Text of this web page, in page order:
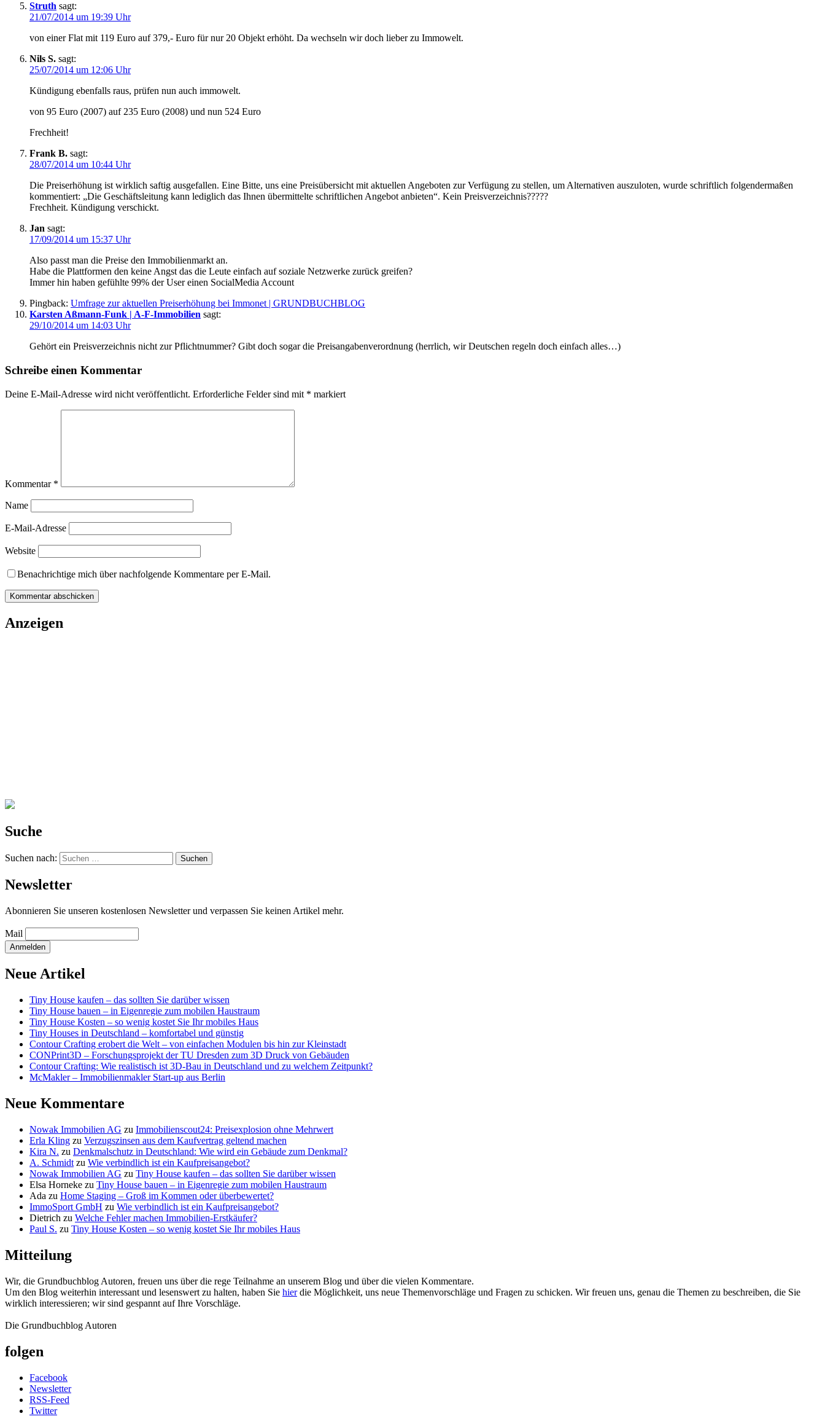
Struth sagt:
21/07/2014 um 19:39 Uhr
von einer Flat mit 119 Euro auf 379,- Euro für nur 20 Objekt erhöht. Da wechseln wir doch lieber zu Immowelt.
Nils S. sagt:
25/07/2014 um 12:06 Uhr
Kündigung ebenfalls raus, prüfen nun auch immowelt.
von 95 Euro (2007) auf 235 Euro (2008) und nun 524 Euro
Frechheit!
Frank B. sagt:
28/07/2014 um 10:44 Uhr
Die Preiserhöhung ist wirklich saftig ausgefallen. Eine Bitte, uns eine Preisübersicht mit aktuellen Angeboten zur Verfügung zu stellen, um Alternativen auszuloten, wurde schriftlich folgendermaßen
kommentiert: „Die Geschäftsleitung kann lediglich das Ihnen übermittelte schriftlichen Angebot anbieten“. Kein Preisverzeichnis?????
Frechheit. Kündigung verschickt.
Jan sagt:
17/09/2014 um 15:37 Uhr
Also passt man die Preise den Immobilienmarkt an.
Habe die Plattformen den keine Angst das die Leute einfach auf soziale Netzwerke zurück greifen?
Immer hin haben gefühlte 99% der User einen SocialMedia Account
Pingback: Umfrage zur aktuellen Preiserhöhung bei Immonet | GRUNDBUCHBLOG
Karsten Aßmann-Funk | A-F-Immobilien sagt:
29/10/2014 um 14:03 Uhr
Gehört ein Preisverzeichnis nicht zur Pflichtnummer? Gibt doch sogar die Preisangabenverordnung (herrlich, wir Deutschen regeln doch einfach alles…)
Schreibe einen Kommentar
Deine E-Mail-Adresse wird nicht veröffentlicht. Erforderliche Felder sind mit * markiert
Kommentar *
Name
E-Mail-Adresse
Website
Benachrichtige mich über nachfolgende Kommentare per E-Mail.
Anzeigen
Suche
Suchen nach:
Newsletter
Abonnieren Sie unseren kostenlosen Newsletter und verpassen Sie keinen Artikel mehr.
Mail
Neue Artikel
Tiny House kaufen – das sollten Sie darüber wissen
Tiny House bauen – in Eigenregie zum mobilen Haustraum
Tiny House Kosten – so wenig kostet Sie Ihr mobiles Haus
Tiny Houses in Deutschland – komfortabel und günstig
Contour Crafting erobert die Welt – von einfachen Modulen bis hin zur Kleinstadt
CONPrint3D – Forschungsprojekt der TU Dresden zum 3D Druck von Gebäuden
Contour Crafting: Wie realistisch ist 3D-Bau in Deutschland und zu welchem Zeitpunkt?
McMakler – Immobilienmakler Start-up aus Berlin
Neue Kommentare
Nowak Immobilien AG zu Immobilienscout24: Preisexplosion ohne Mehrwert
Erla Kling zu Verzugszinsen aus dem Kaufvertrag geltend machen
Kira N. zu Denkmalschutz in Deutschland: Wie wird ein Gebäude zum Denkmal?
A. Schmidt zu Wie verbindlich ist ein Kaufpreisangebot?
Nowak Immobilien AG zu Tiny House kaufen – das sollten Sie darüber wissen
Elsa Horneke zu Tiny House bauen – in Eigenregie zum mobilen Haustraum
Ada zu Home Staging – Groß im Kommen oder überbewertet?
ImmoSport GmbH zu Wie verbindlich ist ein Kaufpreisangebot?
Dietrich zu Welche Fehler machen Immobilien-Erstkäufer?
Paul S. zu Tiny House Kosten – so wenig kostet Sie Ihr mobiles Haus
Mitteilung
Wir, die Grundbuchblog Autoren, freuen uns über die rege Teilnahme an unserem Blog und über die vielen Kommentare.
Um den Blog weiterhin interessant und lesenswert zu halten, haben Sie hierdie Möglichkeit, uns neue Themenvorschläge und Fragen zu schicken. Wir freuen uns, genau die Themen zu beschreiben, die Sie
wirklich interessieren; wir sind gespannt auf Ihre Vorschläge.
Die Grundbuchblog Autoren
folgen
Facebook
Newsletter
RSS-Feed
Twitter